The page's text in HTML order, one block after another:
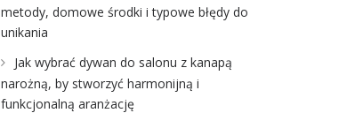
metody, domowe środki i typowe błędy do
unikania
Jak wybrać dywan do salonu z kanapą
narożną, by stworzyć harmonijną i
funkcjonalną aranżację